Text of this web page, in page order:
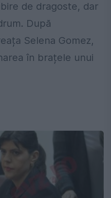
de dragoste, dar
După
Selena Gomez,
în brațele unui